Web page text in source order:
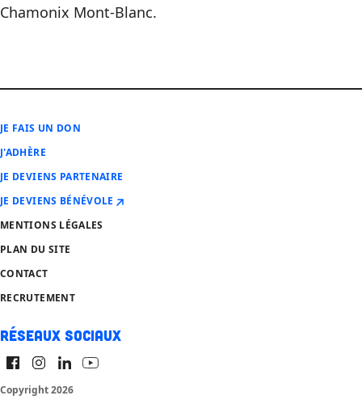
Chamonix Mont-Blanc.
JE FAIS UN DON
J'ADHÈRE
JE DEVIENS PARTENAIRE
JE DEVIENS BÉNÉVOLE
MENTIONS LÉGALES
PLAN DU SITE
CONTACT
RECRUTEMENT
Réseaux sociaux
Copyright 2026